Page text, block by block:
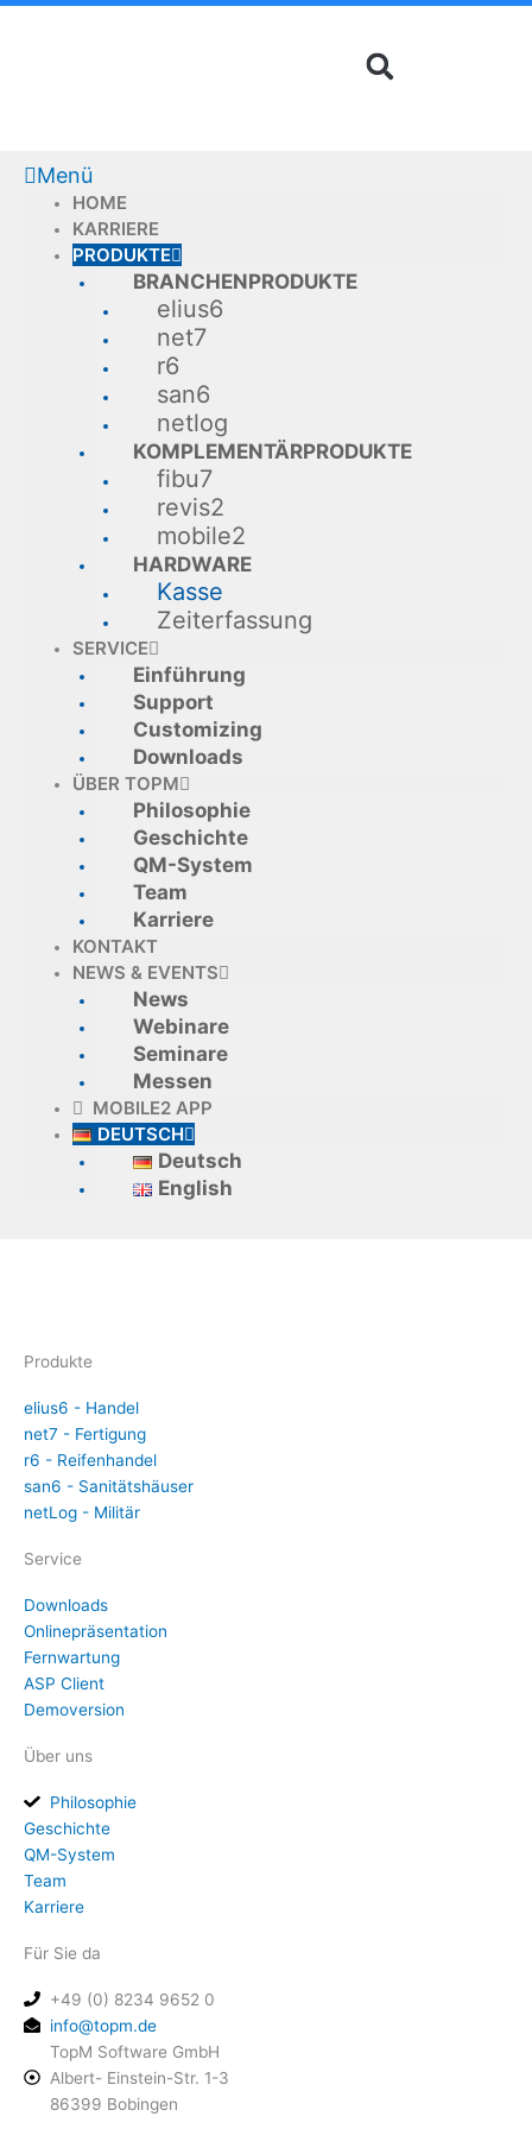
Zum
Menü
HOME
KARRIERE
PRODUKTE
BRANCHENPRODUKTE
elius6
net7
r6
san6
netlog
KOMPLEMENTÄRPRODUKTE
fibu7
revis2
mobile2
HARDWARE
Kasse
Zeiterfassung
SERVICE
Einführung
Support
Customizing
Downloads
ÜBER TOPM
Philosophie
Geschichte
QM-System
Team
Karriere
KONTAKT
NEWS & EVENTS
News
Webinare
Seminare
Messen
MOBILE2 APP
DEUTSCH
Deutsch
English
Produkte
elius6 - Handel
net7 - Fertigung
r6 - Reifenhandel
san6 - Sanitätshäuser
netLog - Militär
Service
Downloads
Onlinepräsentation
Fernwartung
ASP Client
Demoversion
Über uns
Philosophie
Geschichte
QM-System
Team
Karriere
Für Sie da
+49 (0) 8234 9652 0
info@topm.de
TopM Software GmbH
Albert- Einstein-Str. 1-3
86399 Bobingen